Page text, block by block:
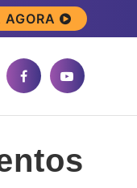
AGORA